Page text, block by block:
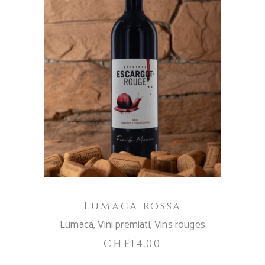
AGGIUNGI AL CARRELLO
Lumaca rossa
Lumaca,Vini premiati,Vins rouges
CHF14.00